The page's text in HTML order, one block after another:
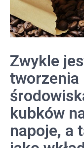
Zwykle
tworzenia
kubków
napoje, a